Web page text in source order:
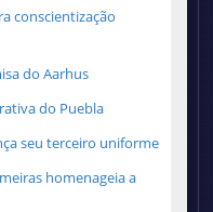
conscientização
do Aarhus
do Puebla
seu terceiro uniforme
homenageia a